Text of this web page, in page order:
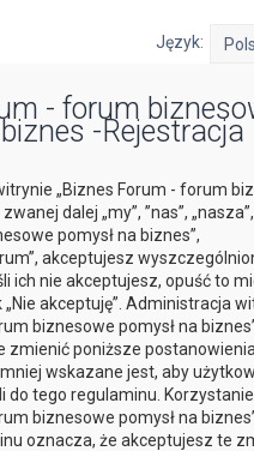
Język:
- forum
-Rejestracja
„Biznes Forum - forum
dalej „my”, ”nas”,
pomysł na biznes”,
akceptujesz
ich nie akceptujesz, opuść to
akceptuję”. Administracja
biznesowe pomysł na
zmienić poniższe
wskazane jest, aby
do tego regulaminu.
biznesowe pomysł na
oznacza, że akceptujesz te